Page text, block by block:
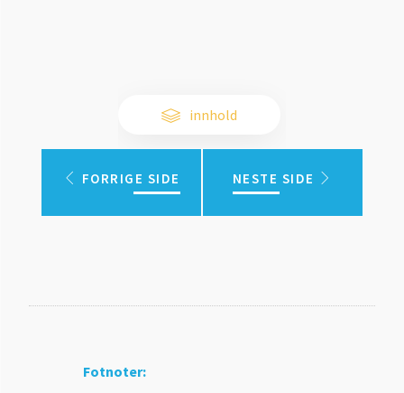
innhold
FORRIGE SIDE NESTE SIDE
Fotnoter: